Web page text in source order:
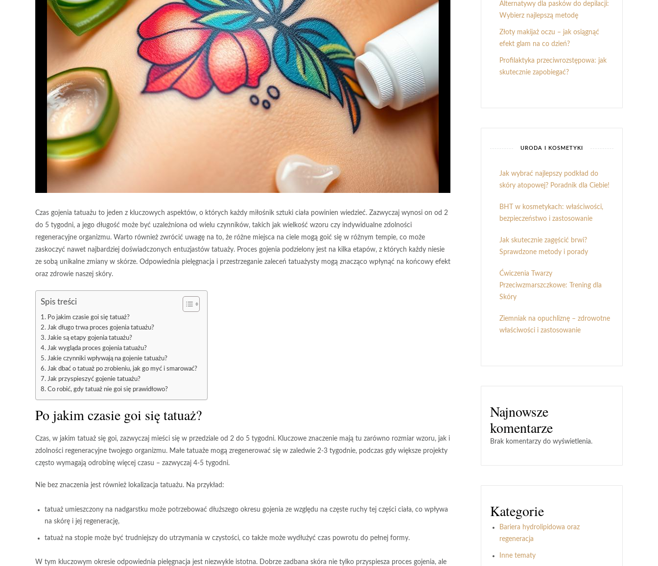
Czas gojenia tatuażu to jeden z kluczowych aspektów, o których każdy miłośnik sztuki ciała powinien wiedzieć. Zazwyczaj wynosi on od 2
do 5 tygodni, a jego długość może być uzależniona od wielu czynników, takich jak wielkość wzoru czy indywidualne zdolności
regeneracyjne organizmu. Warto również zwrócić uwagę na to, że różne miejsca na ciele mogą goić się w różnym tempie, co może
zaskoczyć nawet najbardziej doświadczonych entuzjastów tatuaży. Proces gojenia podzielony jest na kilka etapów, z których każdy niesie
ze sobą unikalne zmiany w skórze. Odpowiednia pielęgnacja i przestrzeganie zaleceń tatuażysty mogą znacząco wpłynąć na końcowy efekt
oraz zdrowie naszej skóry.
Spis treści
Po jakim czasie goi się tatuaż?
Jak długo trwa proces gojenia tatuażu?
Jakie są etapy gojenia tatuażu?
Jak wygląda proces gojenia tatuażu?
Jakie czynniki wpływają na gojenie tatuażu?
Jak dbać o tatuaż po zrobieniu, jak go myć i smarować?
Jak przyspieszyć gojenie tatuażu?
Co robić, gdy tatuaż nie goi się prawidłowo?
Po jakim czasie goi się tatuaż?
Czas, w jakim tatuaż się goi, zazwyczaj mieści się w przedziale od 2 do 5 tygodni. Kluczowe znaczenie mają tu zarówno rozmiar wzoru, jak i
zdolności regeneracyjne twojego organizmu. Małe tatuaże mogą zregenerować się w zaledwie 2-3 tygodnie, podczas gdy większe projekty
często wymagają odrobinę więcej czasu – zazwyczaj 4-5 tygodni.
Nie bez znaczenia jest również lokalizacja tatuażu. Na przykład:
tatuaż umieszczony na nadgarstku może potrzebować dłuższego okresu gojenia ze względu na częste ruchy tej części ciała, co wpływa
na skórę i jej regenerację,
tatuaż na stopie może być trudniejszy do utrzymania w czystości, co także może wydłużyć czas powrotu do pełnej formy.
W tym kluczowym okresie odpowiednia pielęgnacja jest niezwykle istotna. Dobrze zadbana skóra nie tylko przyspiesza proces gojenia, ale
Alternatywy dla pasków do depilacji:
Wybierz najlepszą metodę
Złoty makijaż oczu – jak osiągnąć
efekt glam na co dzień?
Profilaktyka przeciwrozstępowa: jak
skutecznie zapobiegać?
URODA I KOSMETYKI
Jak wybrać najlepszy podkład do
skóry atopowej? Poradnik dla Ciebie!
BHT w kosmetykach: właściwości,
bezpieczeństwo i zastosowanie
Jak skutecznie zagęścić brwi?
Sprawdzone metody i porady
Ćwiczenia Twarzy
Przeciwzmarszczkowe: Trening dla
Skóry
Ziemniak na opuchliznę – zdrowotne
właściwości i zastosowanie
Najnowsze
komentarze
Brak komentarzy do wyświetlenia.
Kategorie
Bariera hydrolipidowa oraz
regeneracja
Inne tematy